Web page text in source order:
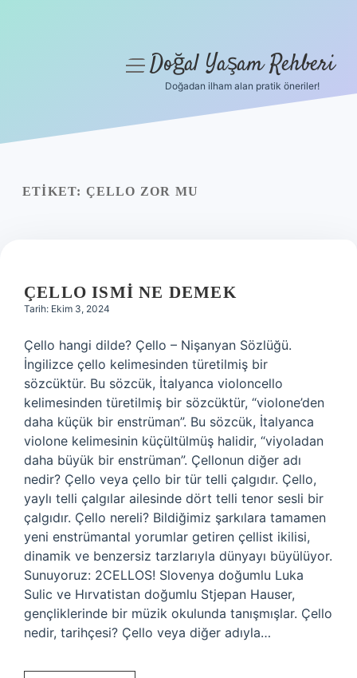
Yasal Uyarı
menüyüDoğal Yaşam Rehberi
Doğadan ilham alan pratik öneriler!
ETIKET: ÇELLO ZOR MU
ÇELLO ISMI NE DEMEK
Tarih: Ekim 3, 2024
Çello hangi dilde? Çello – Nişanyan Sözlüğü.
İngilizce çello kelimesinden türetilmiş bir
sözcüktür. Bu sözcük, İtalyanca violoncello
kelimesinden türetilmiş bir sözcüktür, “violone’den
daha küçük bir enstrüman”. Bu sözcük, İtalyanca
violone kelimesinin küçültülmüş halidir, “viyoladan
daha büyük bir enstrüman”. Çellonun diğer adı
nedir? Çello veya çello bir tür telli çalgıdır. Çello,
yaylı telli çalgılar ailesinde dört telli tenor sesli bir
çalgıdır. Çello nereli? Bildiğimiz şarkılara tamamen
yeni enstrümantal yorumlar getiren çellist ikilisi,
dinamik ve benzersiz tarzlarıyla dünyayı büyülüyor.
Sunuyoruz: 2CELLOS! Slovenya doğumlu Luka
Sulic ve Hırvatistan doğumlu Stjepan Hauser,
gençliklerinde bir müzik okulunda tanışmışlar. Çello
nedir, tarihçesi? Çello veya diğer adıyla…